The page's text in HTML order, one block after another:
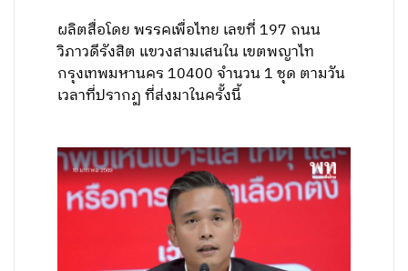
ผลิตสื่อโดย พรรคเพื่อไทย เลขที่ 197 ถนน
วิภาวดีรังสิต แขวงสามเสนใน เขตพญาไท
กรุงเทพมหานคร 10400 จำนวน 1 ชุด ตามวัน
เวลาที่ปรากฏ ที่ส่งมาในครั้งนี้